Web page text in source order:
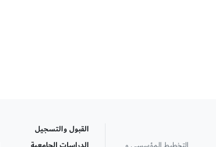
القبول والتسجيل